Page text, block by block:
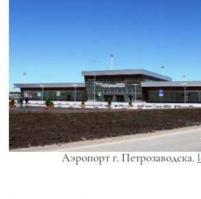
Аэропорт г. Петрозаводска.